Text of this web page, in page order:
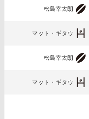
松島幸太朗
マット・ギタウ
松島幸太朗
マット・ギタウ